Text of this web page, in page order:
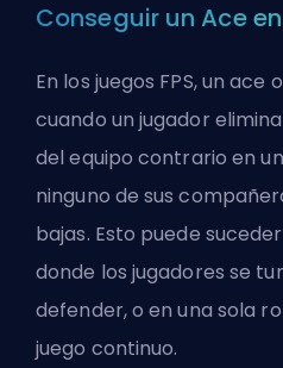
Conseguir un Ace
En los juegos FPS, un
cuando un jugador
del equipo contrario en
ninguno de sus
bajas. Esto puede
donde los jugadores se
defender, o en una sola
juego continuo.